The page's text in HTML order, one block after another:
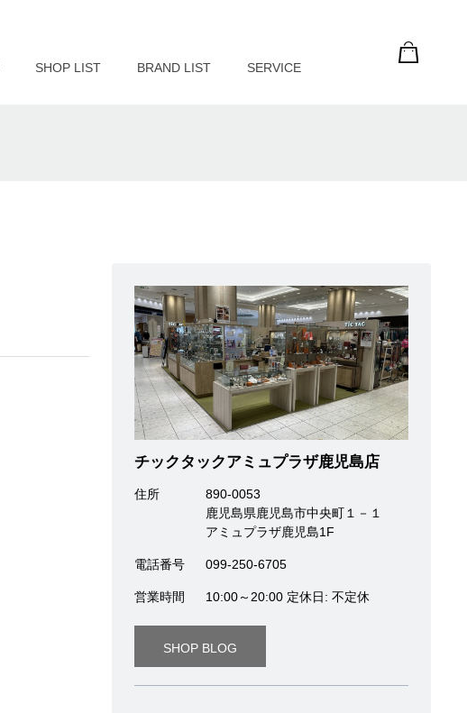
SHOP LIST BRAND LIST SERVICE
チックタックアミュプラザ鹿児島店
住所
890-0053
鹿児島県鹿児島市中央町１－１
アミュプラザ鹿児島1F
電話番号 099-250-6705
営業時間 10:00～20:00 定休日: 不定休
SHOP BLOG